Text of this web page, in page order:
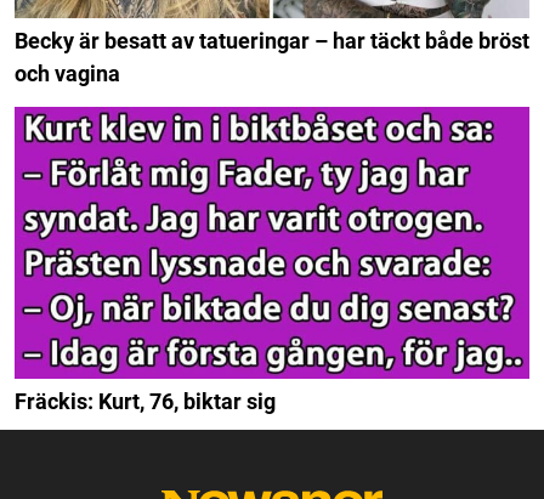
Becky är besatt av tatueringar – har täckt både bröst
och vagina
Fräckis: Kurt, 76, biktar sig